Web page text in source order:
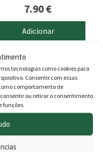
tecnologias como cookies para
Consentir com essas
comportamento de
ou retirar o consentimento
funções.
7.90€
Adicionar